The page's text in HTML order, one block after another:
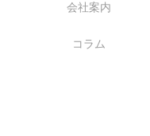
会社案内
コラム